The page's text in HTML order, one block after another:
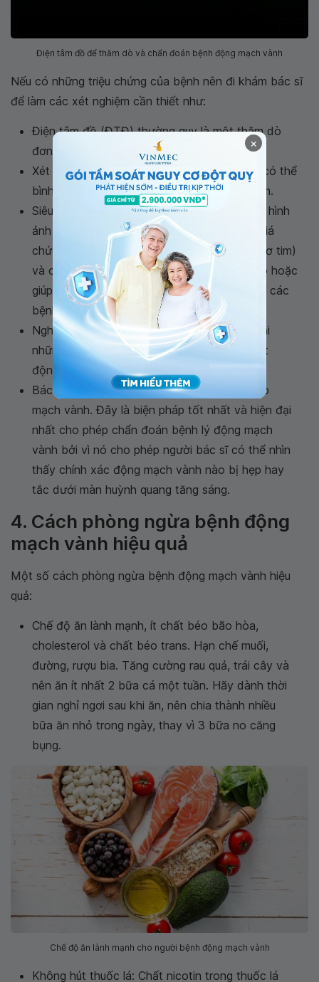
Điện tâm đồ để thăm dò và chẩn đoán bệnh động mạch vành
Nếu có những triệu chứng của bệnh nên đi khám bác sĩ
để làm các xét nghiệm cần thiết như:
Điện tâm đồ (ĐTĐ) thường quy là một thăm dò
đơn giản giúp chẩn đoán bệnh.
Xét nghiệm máu: các men tim có trong máu có thể
bình thường hoặc tăng trong nhồi máu cơ tim.
Siêu âm tim: thường giúp ích cho chẩn đoán, hình
ảnh rối loạn vận động vùng (nếu có), đánh giá
chức năng thất trái (đặc biệt sau nhồi máu cơ tim)
và các bệnh lý tổn thương van tim kèm theo hoặc
giúp cho các bác sĩ chẩn đoán phân biệt với các
bệnh khác.
Nghiệm pháp gắng sức là phương pháp ghi lại
những thay đổi của trái tim khi bạn phải hoạt
động gắng sức (nếu có chỉ định).
Bác sĩ có thể yêu cầu bạn thông tim và chụp
mạch vành. Đây là biện pháp tốt nhất và hiện đại
nhất cho phép chẩn đoán bệnh lý động mạch
vành bởi vì nó cho phép người bác sĩ có thể nhìn
thấy chính xác động mạch vành nào bị hẹp hay
tắc dưới màn huỳnh quang tăng sáng.
4. Cách phòng ngừa bệnh động
mạch vành hiệu quả
Một số cách phòng ngừa bệnh động mạch vành hiệu
quả:
Chế độ ăn lành mạnh, ít chất béo bão hòa,
cholesterol và chất béo trans. Hạn chế muối,
đường, rượu bia. Tăng cường rau quả, trái cây và
nên ăn ít nhất 2 bữa cá một tuần. Hãy dành thời
gian nghỉ ngơi sau khi ăn, nên chia thành nhiều
bữa ăn nhỏ trong ngày, thay vì 3 bữa no căng
bụng.
Chế độ ăn lành mạnh cho người bệnh động mạch vành
Không hút thuốc lá: Chất nicotin trong thuốc lá
×